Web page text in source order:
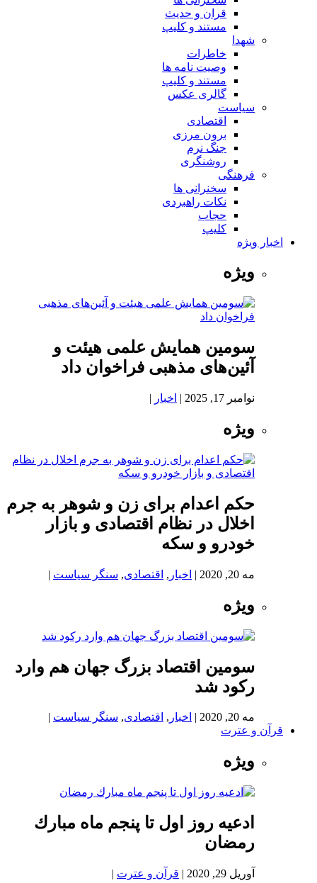
قران و حدیث
مستند و کلیپ
شهدا
خاطرات
وصیت نامه ها
مستند و کلیپ
گالری عکس
سیاست
اقتصادی
برون مرزی
جنگ نرم
روشنگری
فرهنگی
سخنرانی ها
نکات راهبردی
حجاب
کلیپ
اخبار ویژه
ویژه
سومین همایش علمی هیئت و
آئین‌های مذهبی فراخوان داد
نوامبر 17, 2025 | اخبار |
ویژه
حکم اعدام برای زن و شوهر به جرم
اخلال در نظام اقتصادی و بازار
خودرو و سکه
مه 20, 2020 | اخبار , اقتصادی, سنگر سیاست |
ویژه
سومین اقتصاد بزرگ جهان هم وارد
رکود شد
مه 20, 2020 | اخبار , اقتصادی, سنگر سیاست |
قرآن و عترت
ویژه
ادعيه روز اول تا پنجم ماه مبارك
رمضان
آوریل 29, 2020 | قرآن و عترت |